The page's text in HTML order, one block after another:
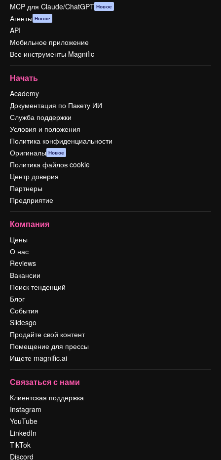
MCP для Claude/ChatGPT Новое
Агенты Новое
API
Мобильное приложение
Все инструменты Magnific
Начать
Academy
Документация по Пакету ИИ
Служба поддержки
Условия и положения
Политика конфиденциальности
Оригиналы Новое
Политика файлов cookie
Центр доверия
Партнеры
Предприятие
Компания
Цены
О нас
Reviews
Вакансии
Поиск тенденций
Блог
События
Slidesgo
Продайте свой контент
Помещение для прессы
Ищете magnific.ai
Связаться с нами
Клиентская поддержка
Instagram
YouTube
LinkedIn
TikTok
Discord